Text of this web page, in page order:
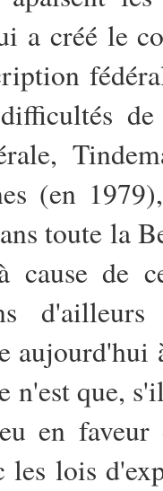
a créé le
(en
toute la
cause de
n'est que,
en faveur
les lois